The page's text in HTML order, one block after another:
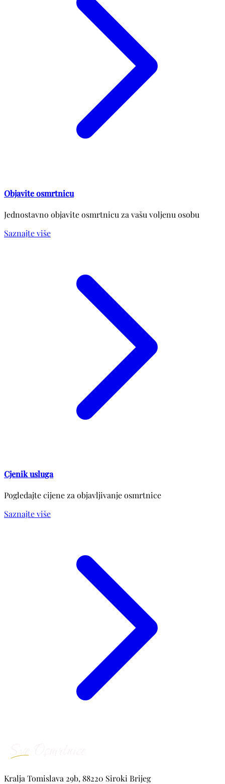
Objavite osmrtnicu
Jednostavno objavite osmrtnicu za vašu voljenu osobu
Saznajte više
Cjenik usluga
Pogledajte cijene za objavljivanje osmrtnice
Saznajte više
Kralja Tomislava 29b, 88220 Siroki Brijeg